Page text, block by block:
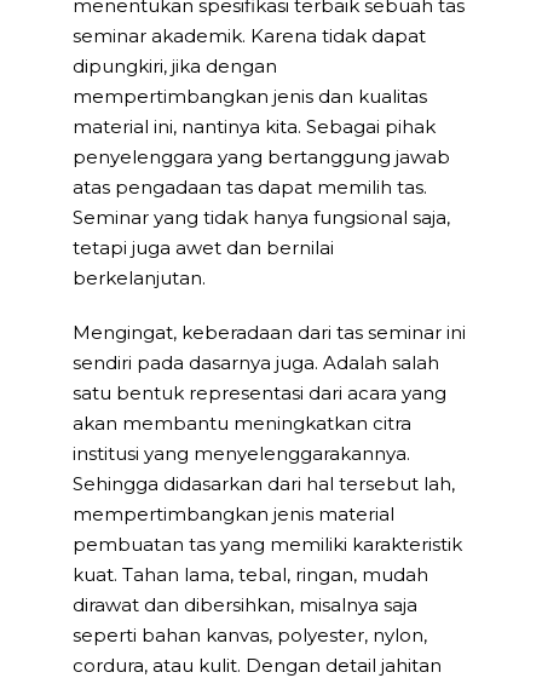
menentukan spesifikasi terbaik sebuah tas
seminar akademik. Karena tidak dapat
dipungkiri, jika dengan
mempertimbangkan jenis dan kualitas
material ini, nantinya kita. Sebagai pihak
penyelenggara yang bertanggung jawab
atas pengadaan tas dapat memilih tas.
Seminar yang tidak hanya fungsional saja,
tetapi juga awet dan bernilai
berkelanjutan.
Mengingat, keberadaan dari tas seminar ini
sendiri pada dasarnya juga. Adalah salah
satu bentuk representasi dari acara yang
akan membantu meningkatkan citra
institusi yang menyelenggarakannya.
Sehingga didasarkan dari hal tersebut lah,
mempertimbangkan jenis material
pembuatan tas yang memiliki karakteristik
kuat. Tahan lama, tebal, ringan, mudah
dirawat dan dibersihkan, misalnya saja
seperti bahan kanvas, polyester, nylon,
cordura, atau kulit. Dengan detail jahitan